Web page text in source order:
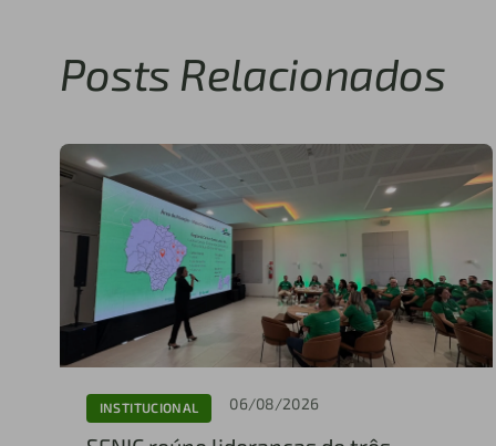
Posts Relacionados
INSTITUCIONAL 06/08/2026